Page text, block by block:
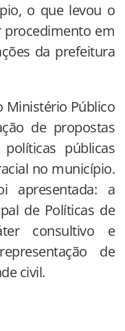
o que levou o
em
da prefeitura
Ministério Público
de propostas
públicas
no município.
apresentada: a
de Políticas de
consultivo e
de
civil.